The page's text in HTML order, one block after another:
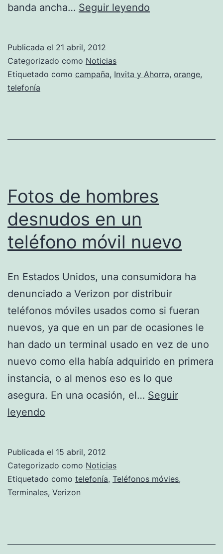
banda ancha… Seguir leyendo
de
Publicada el 21 abril, 2012
Categorizado como Noticias
Etiquetado como campaña, Invita y Ahorra, orange,
telefonía
Fotos de hombres
desnudos en un
teléfono móvil nuevo
En Estados Unidos, una consumidora ha
denunciado a Verizon por distribuir
teléfonos móviles usados como si fueran
nuevos, ya que en un par de ocasiones le
han dado un terminal usado en vez de uno
nuevo como ella había adquirido en primera
instancia, o al menos eso es lo que
asegura. En una ocasión, el… Seguir
leyendo
desnudos
en
un
nuevo
Publicada el 15 abril, 2012
Categorizado como Noticias
Etiquetado como telefonía, Teléfonos móvies,
Terminales, Verizon